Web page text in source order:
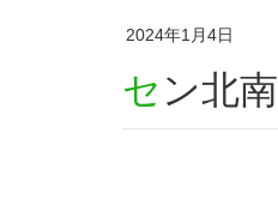
2024年1月4日
セン北南